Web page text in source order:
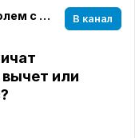
3-НДФЛ. Налоги под контролем с Милой Мельниковой В канал
или